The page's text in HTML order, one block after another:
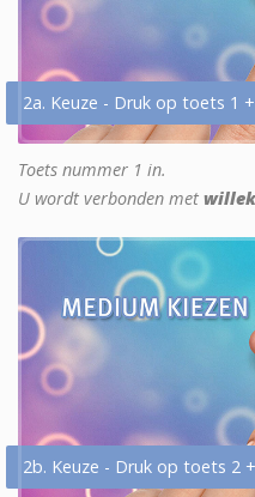
2a. Keuze - Druk op toets 1 +
Toets nummer 1 in.
U wordt verbonden met
2b. Keuze - Druk op toets 2 +